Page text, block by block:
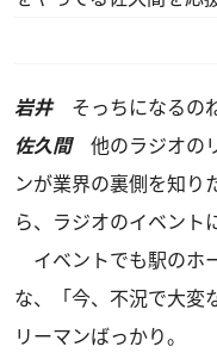
岩井そっちになるのね
佐久間他のラジオの
ンが業界の裏側を知り
ら、ラジオのイベント
イベントでも駅のホ
な、「今、不況で大変
リーマンばっかり。